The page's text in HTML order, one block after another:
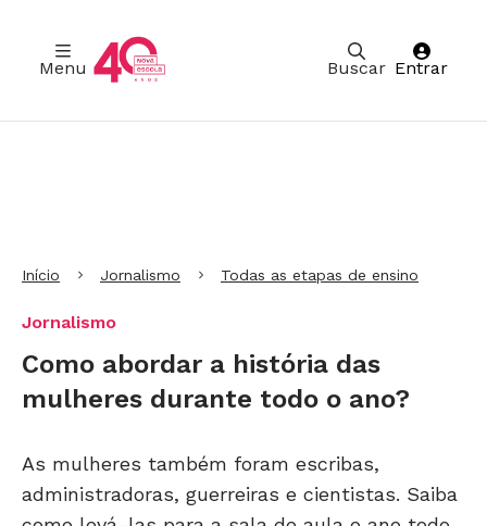
Buscar
Menu Entrar
Início Jornalismo Todas as etapas de ensino
Jornalismo
Como abordar a história das
mulheres durante todo o ano?
As mulheres também foram escribas,
administradoras, guerreiras e cientistas. Saiba